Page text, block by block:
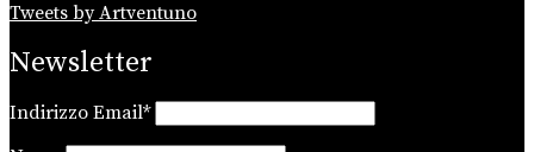
Tweets by Artventuno
Newsletter
Indirizzo Email*